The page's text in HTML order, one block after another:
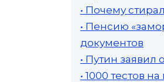
• Почему
• Пенсию
документов
• Путин
• 1000 тестов